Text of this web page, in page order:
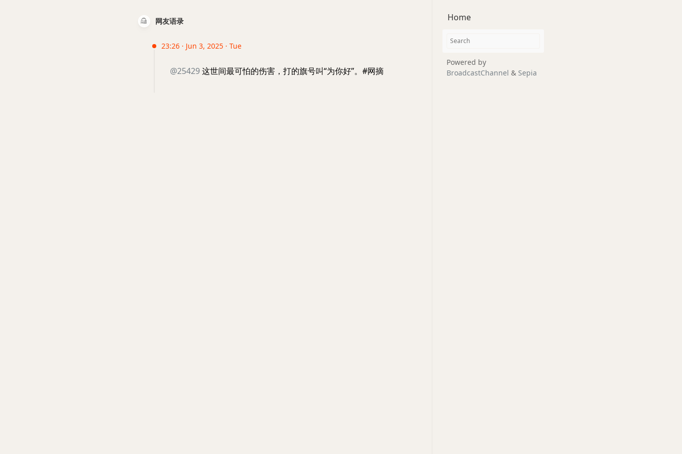
网友语录
23:26 · Jun 3, 2025 · Tue
@25429这世间最可怕的伤害，打的旗号叫“为你好”。#网摘
Home
Powered by
BroadcastChannel & Sepia